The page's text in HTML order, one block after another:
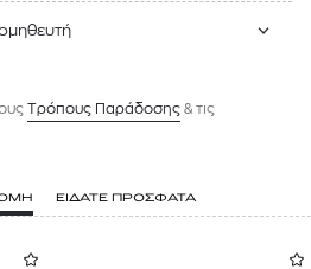
Tρόπους Παράδοσης & τις
ΕΙΔΑΤΕ ΠΡΟΣΦΑΤΑ